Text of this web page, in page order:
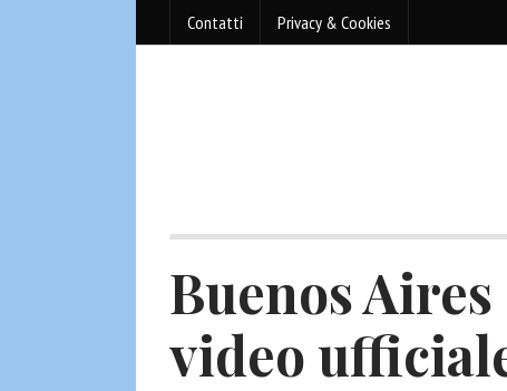
Contatti Privacy & Cookies
Buenos
video